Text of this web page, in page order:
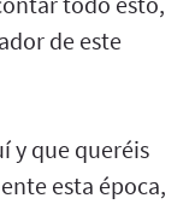
de este
y que queréis
esta época,